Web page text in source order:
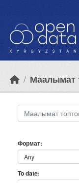
Маалымат
Формат
To date